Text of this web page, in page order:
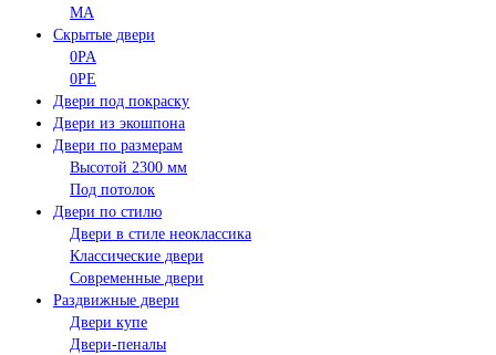
MA
Скрытые двери
0PA
0PE
Двери под покраску
Двери из экошпона
Двери по размерам
Высотой 2300 мм
Под потолок
Двери по стилю
Двери в стиле неоклассика
Классические двери
Современные двери
Раздвижные двери
Двери купе
Двери-пеналы